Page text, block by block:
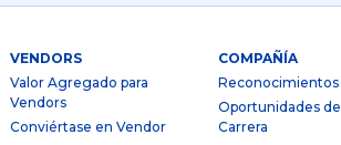
VENDORS
Valor Agregado para
Vendors
Conviértase en Vendor
COMPAÑÍA
Reconocimientos
Oportunidades de
Carrera